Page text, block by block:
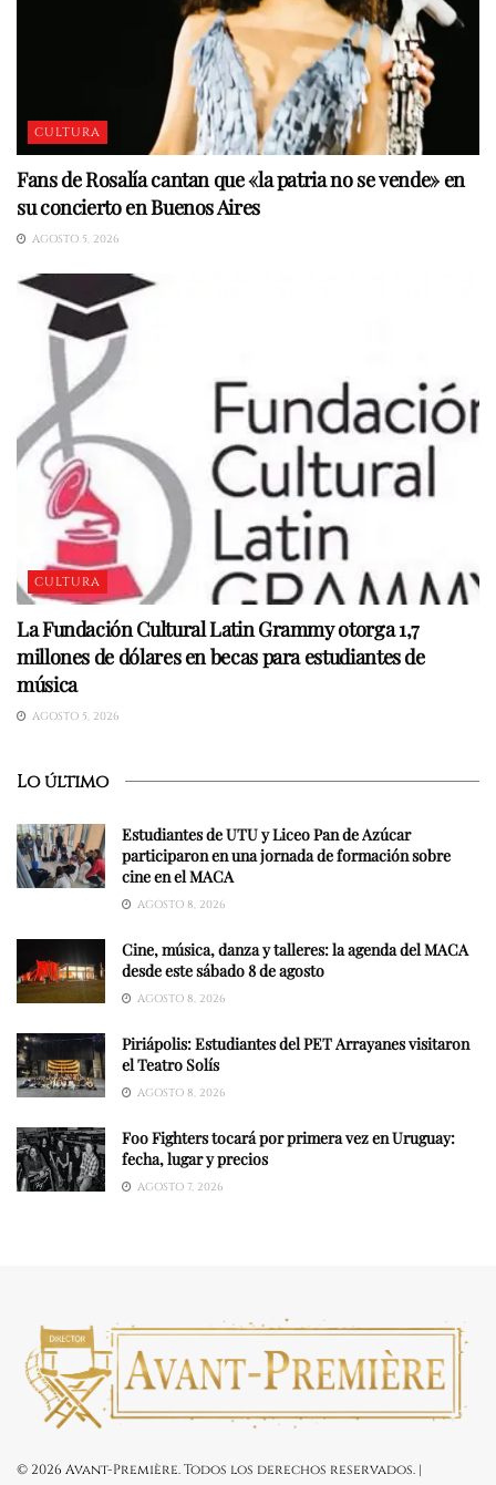
CULTURA
Fans de Rosalía cantan que «la patria no se vende» en
su concierto en Buenos Aires
AGOSTO 5, 2026
CULTURA
La Fundación Cultural Latin Grammy otorga 1,7
millones de dólares en becas para estudiantes de
música
AGOSTO 5, 2026
Lo último
Estudiantes de UTU y Liceo Pan de Azúcar
participaron en una jornada de formación sobre
cine en el MACA
AGOSTO 8, 2026
Cine, música, danza y talleres: la agenda del MACA
desde este sábado 8 de agosto
AGOSTO 8, 2026
Piriápolis: Estudiantes del PET Arrayanes visitaron
el Teatro Solís
AGOSTO 8, 2026
Foo Fighters tocará por primera vez en Uruguay:
fecha, lugar y precios
AGOSTO 7, 2026
© 2026 Avant-Première. Todos los derechos reservados. |